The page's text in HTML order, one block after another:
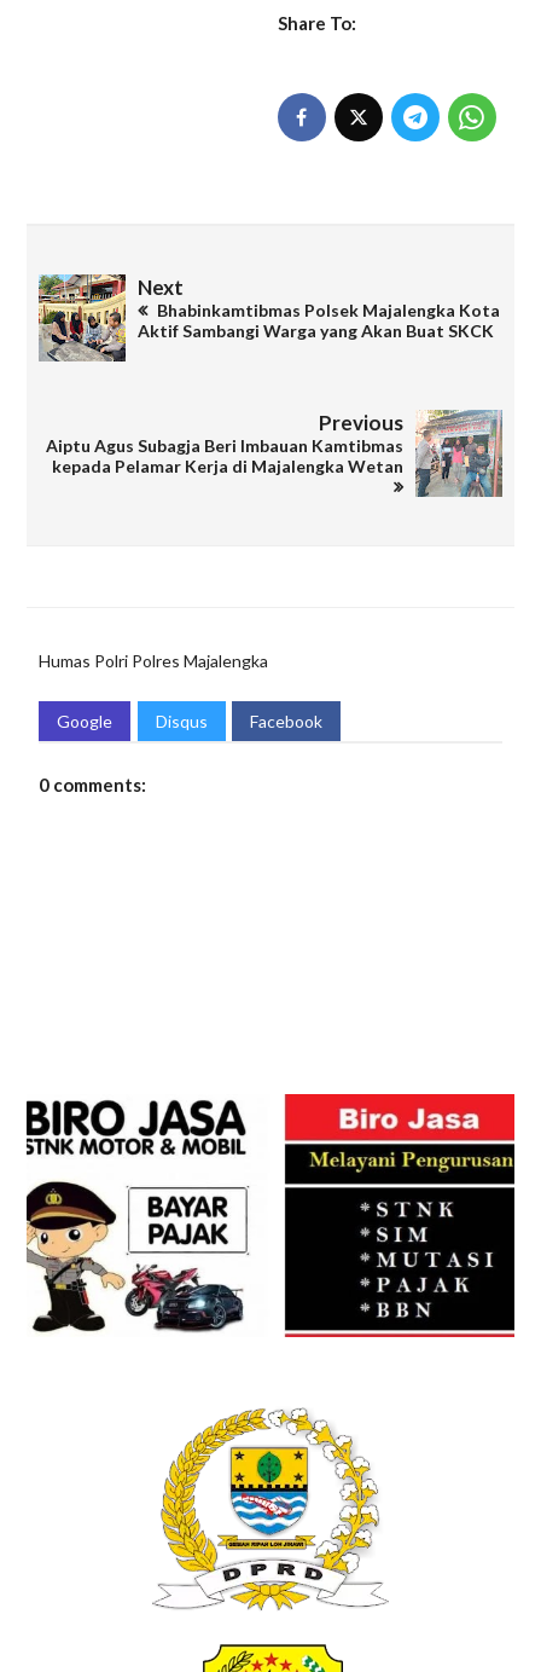
Share To:
Next
Bhabinkamtibmas Polsek Majalengka Kota
Aktif Sambangi Warga yang Akan Buat SKCK
Previous
Aiptu Agus Subagja Beri Imbauan Kamtibmas
kepada Pelamar Kerja di Majalengka Wetan
Humas Polri Polres Majalengka
Google Disqus Facebook
0 comments: